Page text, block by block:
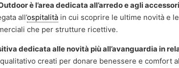
è l’area dedicata all’arredo e agli
all’ospitalità in cui scoprire le ultime novità e
che per strutture ricettive.
dedicata alle novità più all’avanguardia in
creati per donare benessere e comfort